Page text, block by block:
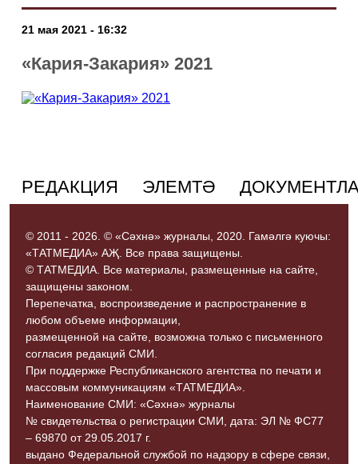
21 мая 2021 - 16:32
«Кария-Закария» 2021
РЕДАКЦИЯ ЭЛЕМТӘ
© 2011 - 2026. © «Сәхнә» журналы, 2020. Гамәлгә куючы:
«ТАТМЕДИА» АҖ. Все права защищены.
© ТАТМЕДИА. Все материалы, размещенные на сайте,
защищены законом.
Перепечатка, воспроизведение и распространение в
любом объеме информации,
размещенной на сайте, возможна только с письменного
согласия редакций СМИ.
При поддержке Республиканского агентства по печати и
массовым коммуникациям «ТАТМЕДИА».
Наименование СМИ: «Сәхнә» журналы
№ свидетельства о регистрации СМИ, дата: ЭЛ № ФС77
– 69870 от 29.05.2017 г.
выдано Федеральной службой по надзору в сфере связи,